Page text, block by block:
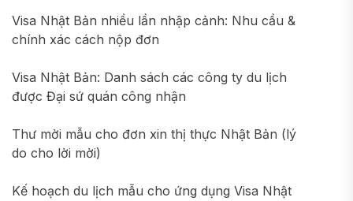
Visa Nhật Bản nhiều lần nhập cảnh: Nhu cầu &
chính xác cách nộp đơn
Visa Nhật Bản: Danh sách các công ty du lịch
được Đại sứ quán công nhận
Thư mời mẫu cho đơn xin thị thực Nhật Bản (lý
do cho lời mời)
Kế hoạch du lịch mẫu cho ứng dụng Visa Nhật